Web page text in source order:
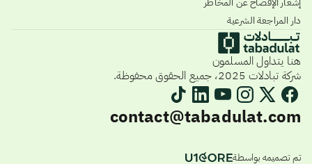
دار المراجعة الشرعية
هنا يتداول المسلمون
شركة تبادلات 2025، جميع الحقوق محفوظة.
contact@tabadulat.com
تم تصميمه بواسطة